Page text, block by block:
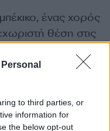
to third parties, or
information for
the below opt-out
ένας χορός
θέση στις